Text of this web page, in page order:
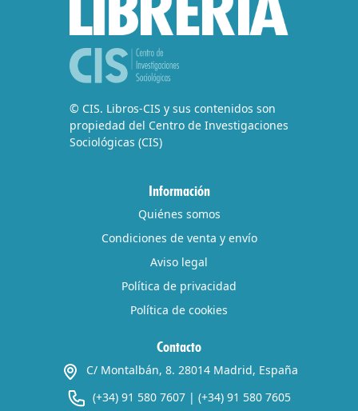
© CIS. Libros-CIS y sus contenidos son
propiedad del Centro de Investigaciones
Sociológicas (CIS)
Información
Quiénes somos
Condiciones de venta y envío
Aviso legal
Política de privacidad
Política de cookies
Contacto
C/ Montalbán, 8. 28014 Madrid, España
(+34) 91 580 7607 | (+34) 91 580 7605